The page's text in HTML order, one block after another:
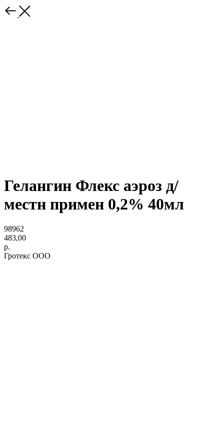
Гелангин Флекс аэроз д/
местн примен 0,2% 40мл
98962
483,00
р.
Гротекс ООО